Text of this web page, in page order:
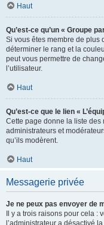
Haut
Qu’est-ce qu’un « Groupe
Si vous êtes membre de plus
déterminer le rang et la
peut vous permettre de
l’utilisateur.
Haut
Qu’est-ce que le lien «
Cette page donne la liste des
administrateurs et
qu’ils modèrent.
Haut
Messagerie privée
Je ne peux pas envoyer de
Il y a trois raisons pour cela :
l’administrateur a désactivé